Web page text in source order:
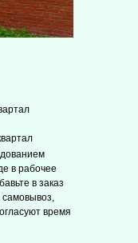
в рабочее
в заказ
время